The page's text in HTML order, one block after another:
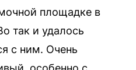
площадке в
так и удалось
с ним. Очень